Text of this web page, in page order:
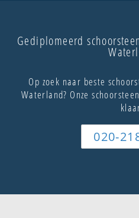
Gediplomeerd
Op zoek naar beste
Waterland? Onze
020-